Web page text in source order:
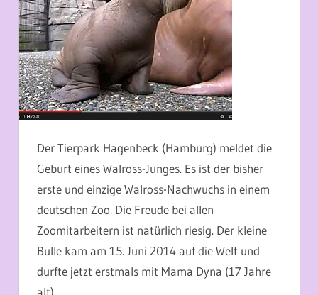
Der Tierpark Hagenbeck (Hamburg) meldet die
Geburt eines Walross-Junges. Es ist der bisher
erste und einzige Walross-Nachwuchs in einem
deutschen Zoo. Die Freude bei allen
Zoomitarbeitern ist natürlich riesig. Der kleine
Bulle kam am 15. Juni 2014 auf die Welt und
durfte jetzt erstmals mit Mama Dyna (17 Jahre
alt)